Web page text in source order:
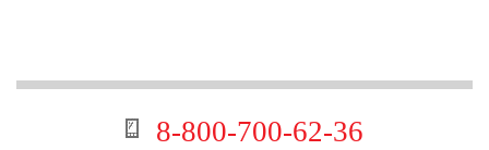
8-800-700-62-36